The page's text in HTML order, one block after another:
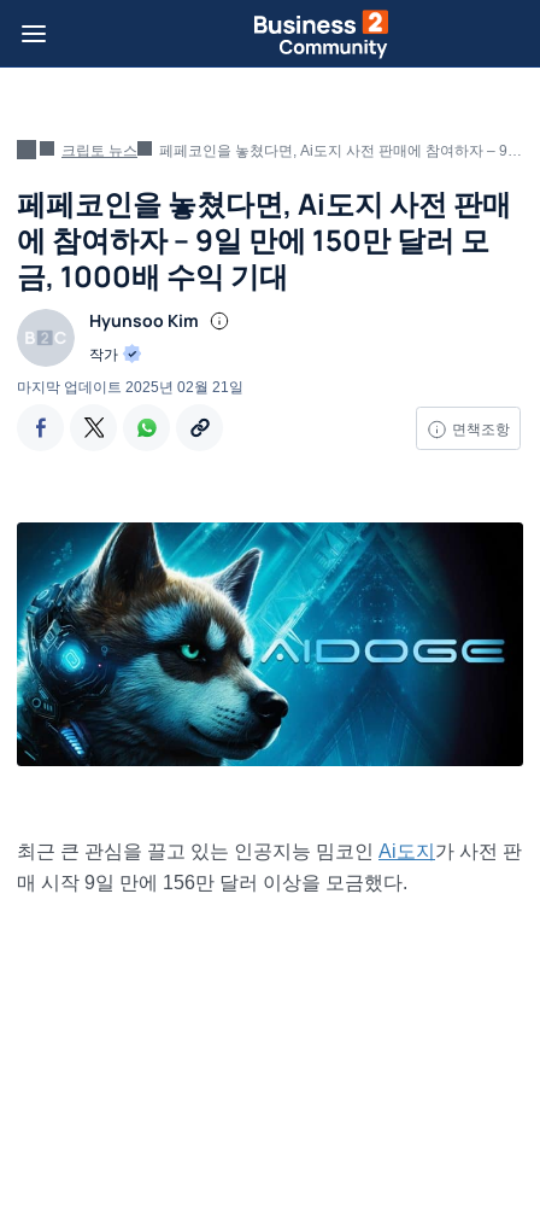
크립토 뉴스 페페코인을 놓쳤다면, Ai도지 사전 판매에 참여하자 – 9일 만에 150만 달러 모금, 1000배 수익 기대
페페코인을 놓쳤다면, Ai도지 사전 판매
에 참여하자 – 9일 만에 150만 달러 모
금, 1000배 수익 기대
Hyunsoo Kim
작가
면책조항
마지막 업데이트 2025년 02월 21일
최근 큰 관심을 끌고 있는 인공지능 밈코인 Ai도지 가 사전 판
매 시작 9일 만에 156만 달러 이상을 모금했다.